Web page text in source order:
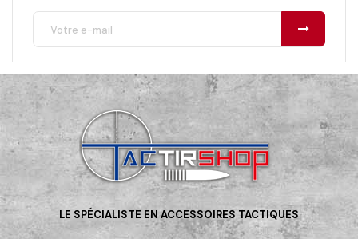
LE SPÉCIALISTE EN ACCESSOIRES TACTIQUES